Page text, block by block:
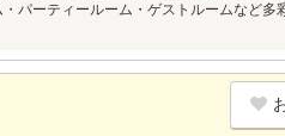
パーティールーム・ゲストルームなど